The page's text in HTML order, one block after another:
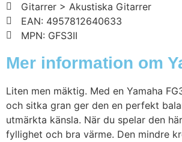
Gitarrer > Akustiska Gitarrer
EAN: 4957812640633
MPN: GFS3II
Mer information om
Liten men mäktig. Med en Yamaha
och sitka gran ger den en perfekt
utmärkta känsla. När du spelar den
fyllighet och bra värme. Den mindre